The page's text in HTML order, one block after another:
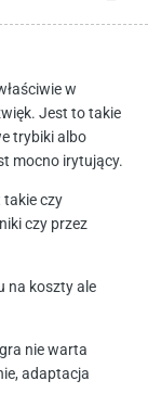
w
Jest to takie
trybiki albo
mocno irytujący.
takie czy
czy przez
na koszty ale
nie warta
adaptacja